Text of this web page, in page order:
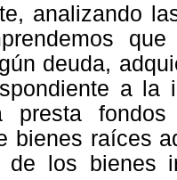
analizando
deuda,
a
presta
bienes raíces
de los bienes